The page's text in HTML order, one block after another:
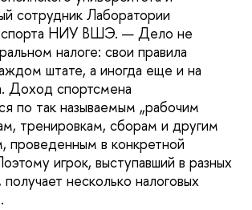
сотрудник Лаборатории
спорта НИУ ВШЭ. — Дело не
налоге: свои правила
штате, а иногда еще и на
Доход спортсмена
по так называемым „рабочим
тренировкам, сборам и другим
проведенным в конкретной
игрок, выступавший в разных
несколько налоговых